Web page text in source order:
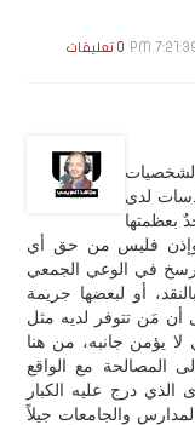
0 تعليقات
لدى
بعظمتها
وإذن فليس من حق أي
في الوعي الجمعي
أو لبعضها جريمة
أن مَن تتوفر لديه مثل
يؤمن جانبه، من هنا
المصالحة مع الواقع
الذي درج عليه الكبار
والجامعات جيلاً